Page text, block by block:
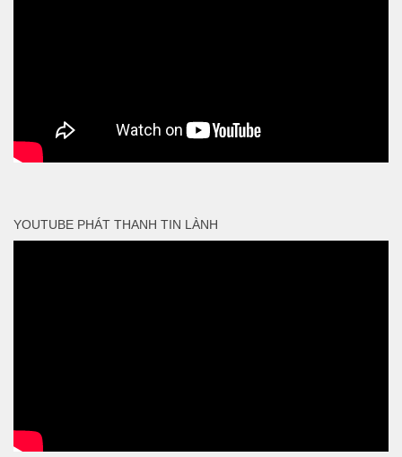
YOUTUBE PHÁT THANH TIN LÀNH